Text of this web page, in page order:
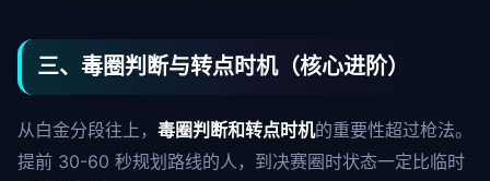
三、毒圈判断与转点时机（核心进阶）
从白金分段往上， 毒圈判断和转点时机的重要性超过枪法。
提前 30-60 秒规划路线的人，到决赛圈时状态一定比临时